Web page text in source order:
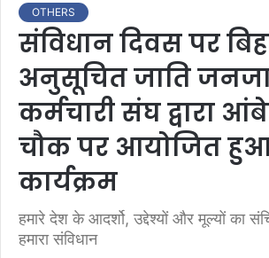
OTHERS
संविधान दिवस पर
अनुसूचित जाति
कर्मचारी संघ द्वारा
चौक पर आयोजित
कार्यक्रम
हमारे देश के आदर्शो, उद्देश्यों और मूल्यों का
हमारा संविधान